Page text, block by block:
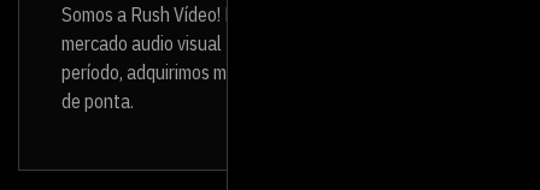
Somos a Rush Vídeo! Produtora de vídeo que atua no
mercado audio visual
período, adquirimos muita experiência e infraestrutura
de ponta.